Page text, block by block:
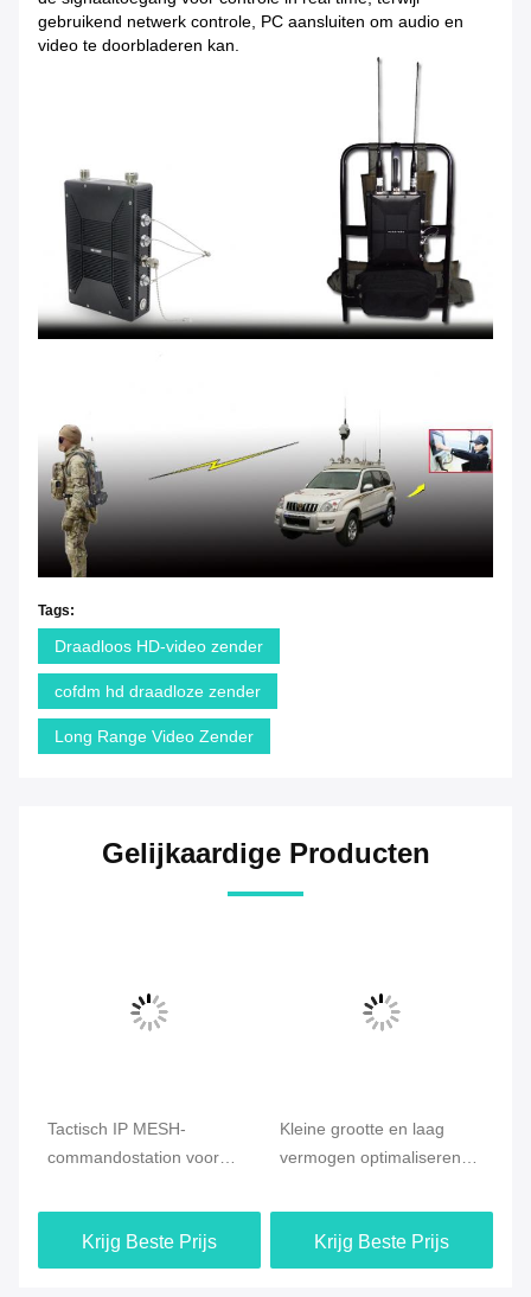
gebruikend netwerk controle, PC aansluiten om audio en
video te doorbladeren kan.
Tags:
Draadloos HD-video zender
cofdm hd draadloze zender
Long Range Video Zender
Gelijkaardige Producten
Tactisch IP MESH-
commandostation voor
dronecommunicatie
Krijg Beste Prijs
Kleine grootte en laag
vermogen optimaliseren
snelle inzet en lange
afstand drone
connectiviteit
Krijg Beste Prijs